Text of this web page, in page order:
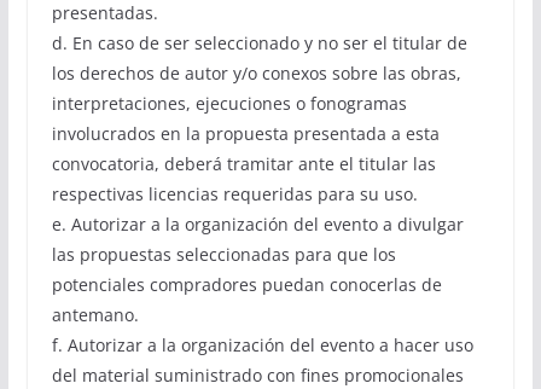
presentadas.
d. En caso de ser seleccionado y no ser el titular de
los derechos de autor y/o conexos sobre las obras,
interpretaciones, ejecuciones o fonogramas
involucrados en la propuesta presentada a esta
convocatoria, deberá tramitar ante el titular las
respectivas licencias requeridas para su uso.
e. Autorizar a la organización del evento a divulgar
las propuestas seleccionadas para que los
potenciales compradores puedan conocerlas de
antemano.
f. Autorizar a la organización del evento a hacer uso
del material suministrado con fines promocionales